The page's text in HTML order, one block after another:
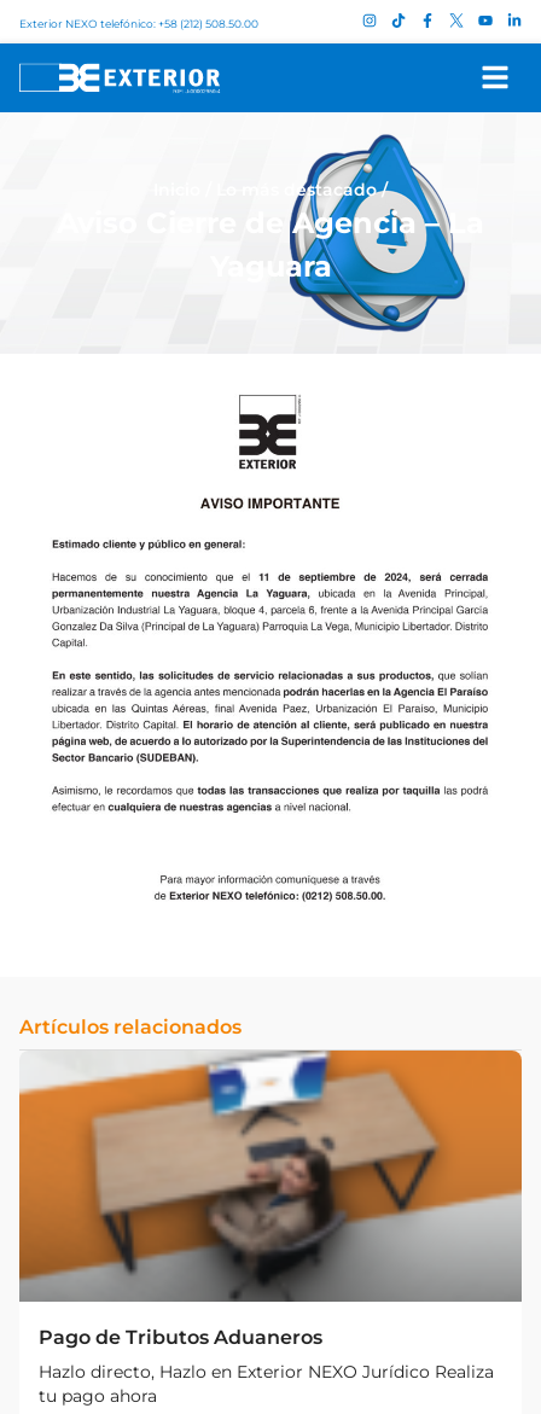
Exterior NEXO telefónico: +58 (212) 508.50.00
Lo más destacado/
Aviso Cierre de Agencia – La
Yaguara
Artículos relacionados
Pago de Tributos Aduaneros
Hazlo directo, Hazlo en Exterior NEXO Jurídico Realiza
tu pago ahora